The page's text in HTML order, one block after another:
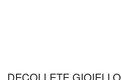
DECOLLETE GIOIELLO